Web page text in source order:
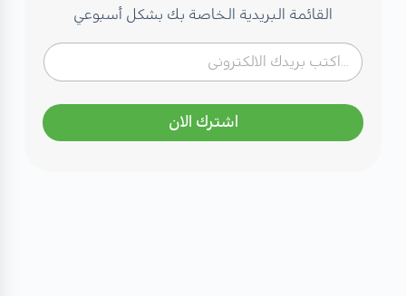
القائمة البريدية الخاصة بك بشكل أسبوعي
اشترك الان